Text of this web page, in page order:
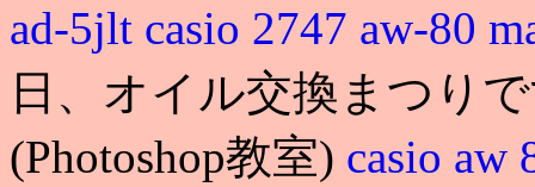
ad-5jlt casio 2747 aw-80
日、オイル交換まつり
(Photoshop教室) casio aw